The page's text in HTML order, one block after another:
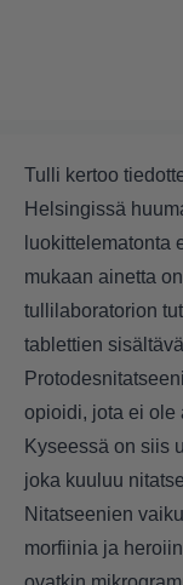
Tulli kertoo
Helsingissä
luokittelematonta
mukaan ainetta
tullilaboratorion
tablettien
opioidi, jota ei ole
Kyseessä on siis
joka kuuluu
Nitatseenien
morfiinia ja